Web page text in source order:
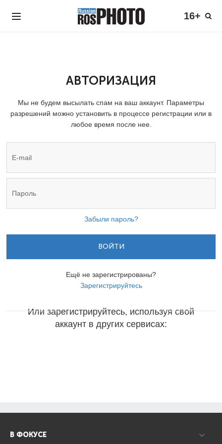
16+
АВТОРИЗАЦИЯ
Мы не будем высылать спам на ваш аккаунт. Параметры
разрешений можно установить в процессе регистрации или в
любое время после нее.
Забыли пароль?
ВОЙТИ
Ещё не зарегистрированы?
Зарегистрируйтесь
Или зарегистрируйтесь, используя свой
аккаунт в других сервисах:
В ФОКУСЕ